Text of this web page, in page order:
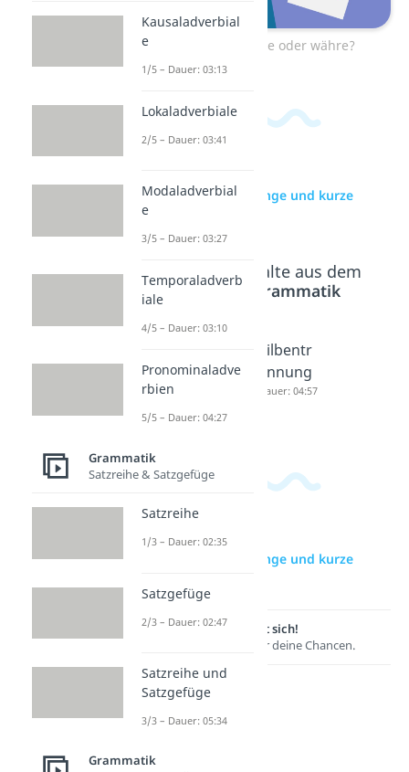
zum Video: wäre oder währe?
zur Videoseite: Lange und kurze
Beliebte Inhalte aus dem
Bereich
Grammatik
onsona
nten
Dauer: 03:34
sind
Dauer: 04:39
Silbentr
ennung
Dauer: 04:57
zur Videoseite: Lange und kurze
Lernen lohnt sich!
Entdecke hier deine Chancen.
Kausaladverbial
e
1/5 – Dauer: 03:13
Lokaladverbiale
2/5 – Dauer: 03:41
Modaladverbial
e
3/5 – Dauer: 03:27
Temporaladverb
iale
4/5 – Dauer: 03:10
Pronominaladve
rbien
5/5 – Dauer: 04:27
Grammatik
Satzreihe & Satzgefüge
Satzreihe
1/3 – Dauer: 02:35
Satzgefüge
2/3 – Dauer: 02:47
Satzreihe und
Satzgefüge
3/3 – Dauer: 05:34
Grammatik